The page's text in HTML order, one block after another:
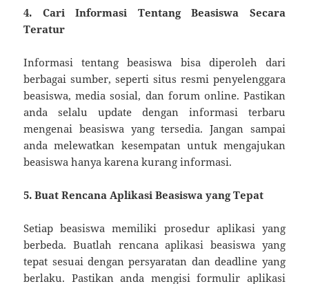
4. Cari Informasi Tentang Beasiswa Secara
Teratur
Informasi tentang beasiswa bisa diperoleh dari
berbagai sumber, seperti situs resmi penyelenggara
beasiswa, media sosial, dan forum online. Pastikan
anda selalu update dengan informasi terbaru
mengenai beasiswa yang tersedia. Jangan sampai
anda melewatkan kesempatan untuk mengajukan
beasiswa hanya karena kurang informasi.
5. Buat Rencana Aplikasi Beasiswa yang Tepat
Setiap beasiswa memiliki prosedur aplikasi yang
berbeda. Buatlah rencana aplikasi beasiswa yang
tepat sesuai dengan persyaratan dan deadline yang
berlaku. Pastikan anda mengisi formulir aplikasi